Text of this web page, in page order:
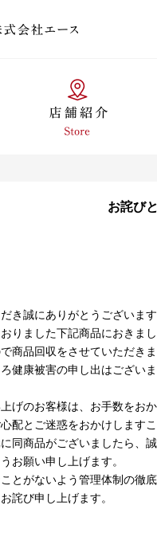
お詫び
き誠にありがとうございます
りました下記商品におきま
商品回収をさせていただきま
健康被害の申し出はございま
げのお客様は、お手数をお
配とご迷惑をおかけします
同商品がございましたら、
お願い申し上げます。
とがないよう管理体制の徹
詫び申し上げます。